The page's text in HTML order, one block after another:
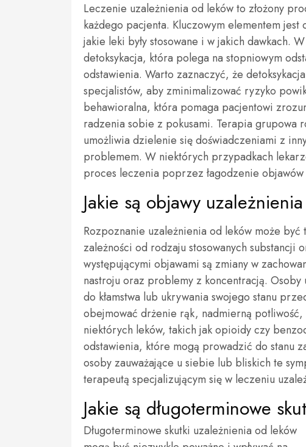
Leczenie uzależnienia od leków to złożony
każdego pacjenta. Kluczowym elementem
jakie leki były stosowane i w jakich dawkach.
detoksykacja, która polega na stopniowym
odstawienia. Warto zaznaczyć, że
specjalistów, aby zminimalizować ryzyko
behawioralna, która pomaga pacjentowi
radzenia sobie z pokusami. Terapia grupowa
umożliwia dzielenie się doświadczeniami z
problemem. W niektórych przypadkach
proces leczenia poprzez łagodzenie
Jakie są objawy
Rozpoznanie uzależnienia od leków może
zależności od rodzaju stosowanych
występującymi objawami są zmiany w
nastroju oraz problemy z koncentracją.
do kłamstwa lub ukrywania swojego stanu
obejmować drżenie rąk, nadmierną
niektórych leków, takich jak opioidy czy
odstawienia, które mogą prowadzić do stanu
osoby zauważające u siebie lub bliskich te
terapeutą specjalizującym się w leczeniu
Jakie są długoterminowe
Długoterminowe skutki uzależnienia od leków